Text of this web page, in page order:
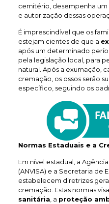
cemitério, desempenha
e autorização dessas
É imprescindível que os
estejam cientes de que a
após um determinado
pela legislação local, para
natural. Após a exumação,
cremação, os ossos serão
específico, seguindo os
Normas Estaduais e a
Em nível estadual, a
(ANVISA) e a Secretaria de
estabelecem diretrizes
cremação. Estas normas
sanitária , a proteção